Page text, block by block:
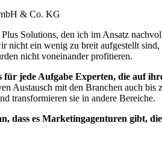
Solutions, den ich im Ansatz
nicht ein wenig zu breit aufgestellt
nicht voneinander profitieren.
jede Aufgabe Experten, die auf
Austausch mit den Branchen auch
transformieren sie in andere Bereiche.
dass es Marketingagenturen gibt,